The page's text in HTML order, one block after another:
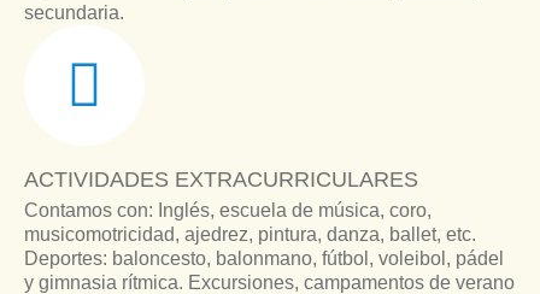
secundaria.
ACTIVIDADES EXTRACURRICULARES
Contamos con: Inglés, escuela de música, coro,
musicomotricidad, ajedrez, pintura, danza, ballet, etc.
Deportes: baloncesto, balonmano, fútbol, voleibol, pádel
y gimnasia rítmica. Excursiones, campamentos de verano